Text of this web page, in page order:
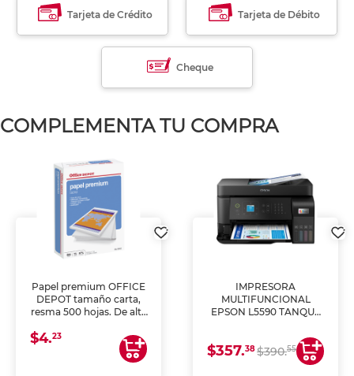
Tarjeta de Crédito Tarjeta de Débito
Cheque
COMPLEMENTA TU COMPRA
Papel premium OFFICE
DEPOT tamaño carta,
resma 500 hojas. De alta
uniforme, ideal para
impresoras de inyección
de tinta y láser,
$4.23
IMPRESORA
MULTIFUNCIONAL
EPSON L5590 TANQUE
COPIA Y ESCANEA)
$357.38$390.55